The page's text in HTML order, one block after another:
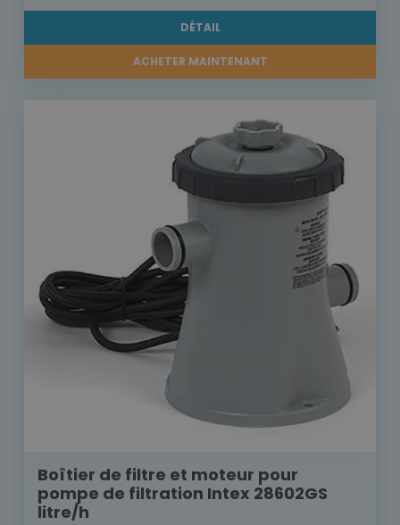
DÉTAIL
ACHETER MAINTENANT
Boîtier de filtre et moteur pour
pompe de filtration Intex 28602GS
litre/h